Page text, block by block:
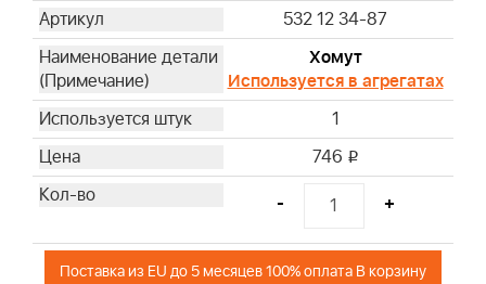
532 12 34-87
Хомут
Используется в агрегатах
1
746 i
- +
Поставка из EU до 5 месяцев 100% оплата В корзину